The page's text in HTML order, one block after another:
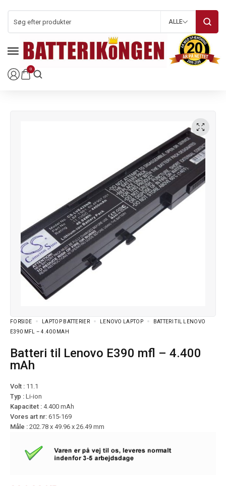
0
ALLE
FORSIDE LAPTOP BATTERIER LENOVO LAPTOP
BATTERI TIL LENOVO
E390 MFL – 4.400 MAH
Batteri til Lenovo E390 mfl – 4.400
mAh
Volt : 11.1
Typ : Li-ion
Kapacitet : 4.400 mAh
Vores art nr: 615-169
Måle : 202.78 x 49.96 x 26.49 mm